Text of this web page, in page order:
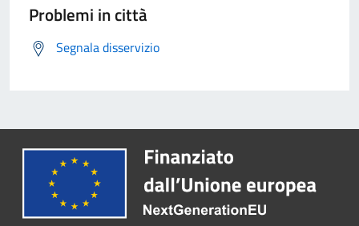
Problemi in città
Segnala disservizio